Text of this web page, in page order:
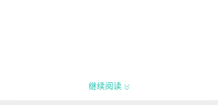
继续阅读 